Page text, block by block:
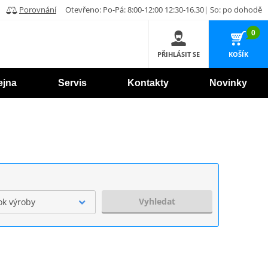
Porovnání Otevřeno: Po-Pá: 8:00-12:00 12:30-16.30| So: po dohodě
PŘIHLÁSIT SE
0
KOŠÍK
Servis Kontakty Novinky
výroby Vyhledat